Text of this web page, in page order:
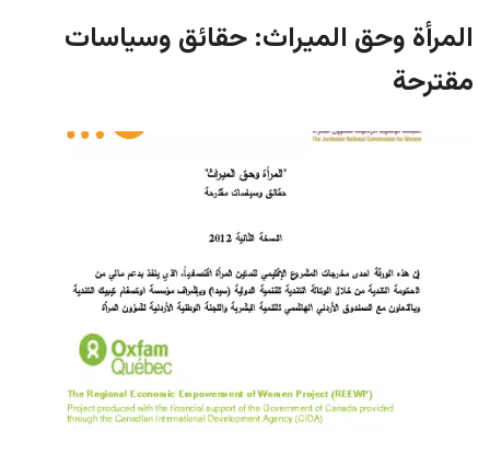
المرأة وحق الميراث: حقائق وسياسات
مقترحة